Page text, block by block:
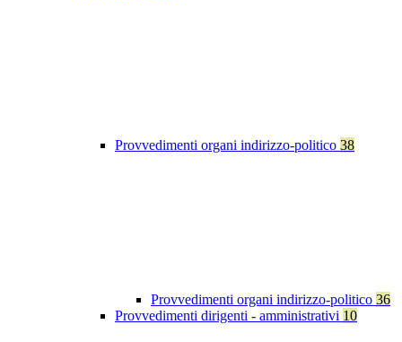
Provvedimenti organi indirizzo-politico 38
Provvedimenti organi indirizzo-politico 36
Provvedimenti dirigenti - amministrativi 10